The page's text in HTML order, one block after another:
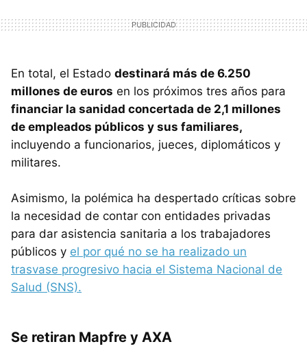
En total, el Estado destinará más de 6.250
millones de euros en los próximos tres años para
financiar la sanidad concertada de 2,1 millones
de empleados públicos y sus familiares,
incluyendo a funcionarios, jueces, diplomáticos y
militares.
Asimismo, la polémica ha despertado críticas sobre
la necesidad de contar con entidades privadas
para dar asistencia sanitaria a los trabajadores
públicos y el por qué no se ha realizado un
trasvase progresivo hacia el Sistema Nacional de
Salud (SNS).
Se retiran Mapfre y AXA